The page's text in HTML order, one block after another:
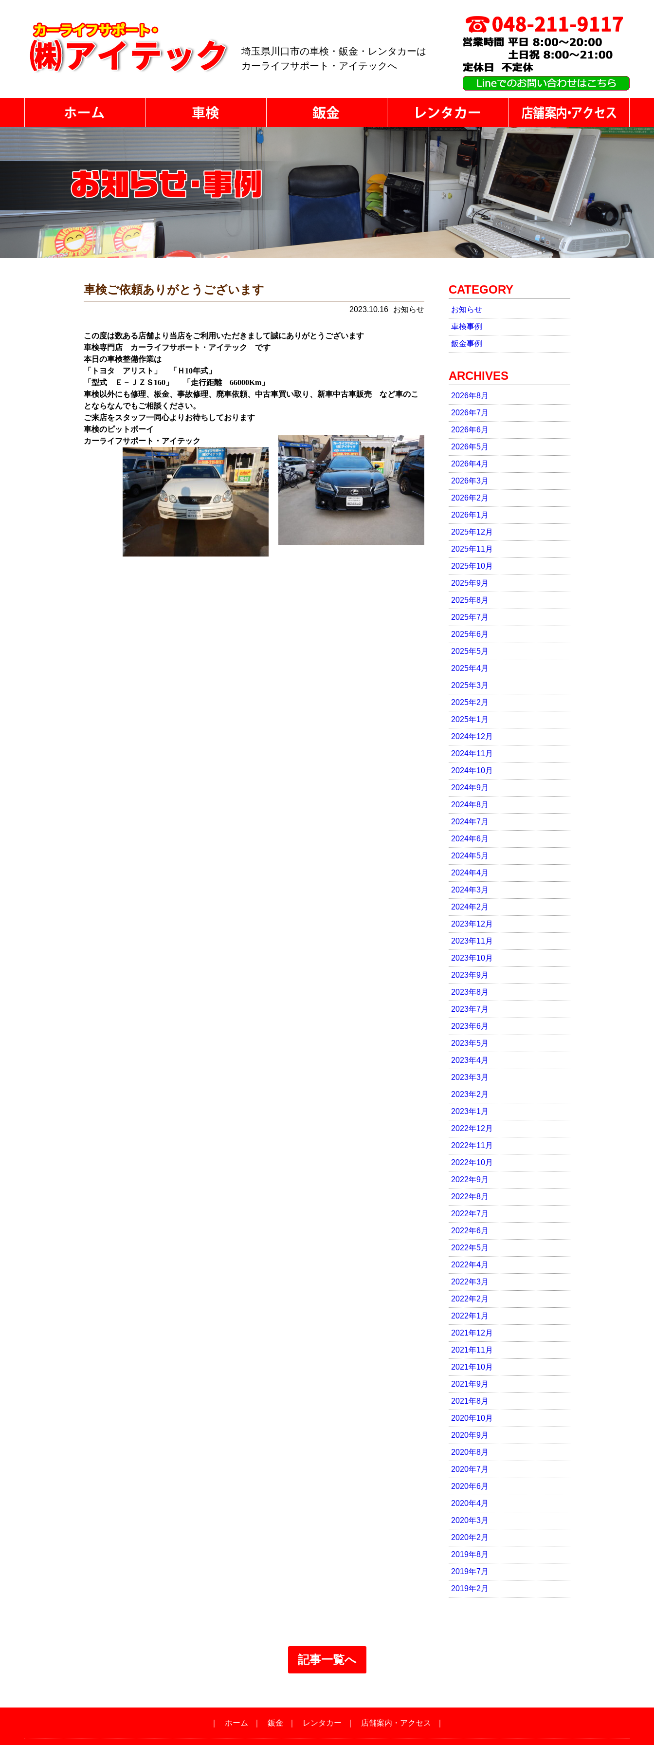
埼玉県川口市の車検・鈑金・レンタカーは
カーライフサポート・アイテックへ
車検ご依頼ありがとうございます
2023.10.16 お知らせ
この度は数ある店舗より当店をご利用いただきまして誠にありがとうございます
車検専門店 カーライフサポート・アイテック です
本日の車検整備作業は
「
トヨタ アリスト 」 「Ｈ 10年式」
「型式 Ｅ－ＪＺＳ 160 」 「走行距離 66000Km 」
車検以外にも修理、板金、事故修理、廃車依頼、中古車買い取り、新車中古車販売 など車のこ
とならなんでもご相談ください。
ご来店をスタッフ一同心よりお待ちしております
車検のピットボーイ
カーライフサポート・アイテック
CATEGORY
お知らせ
車検事例
鈑金事例
ARCHIVES
2026年8月
2026年7月
2026年6月
2026年5月
2026年4月
2026年3月
2026年2月
2026年1月
2025年12月
2025年11月
2025年10月
2025年9月
2025年8月
2025年7月
2025年6月
2025年5月
2025年4月
2025年3月
2025年2月
2025年1月
2024年12月
2024年11月
2024年10月
2024年9月
2024年8月
2024年7月
2024年6月
2024年5月
2024年4月
2024年3月
2024年2月
2023年12月
2023年11月
2023年10月
2023年9月
2023年8月
2023年7月
2023年6月
2023年5月
2023年4月
2023年3月
2023年2月
2023年1月
2022年12月
2022年11月
2022年10月
2022年9月
2022年8月
2022年7月
2022年6月
2022年5月
2022年4月
2022年3月
2022年2月
2022年1月
2021年12月
2021年11月
2021年10月
2021年9月
2021年8月
2020年10月
2020年9月
2020年8月
2020年7月
2020年6月
2020年4月
2020年3月
2020年2月
2019年8月
2019年7月
2019年2月
記事一覧へ
ホーム 鈑金 レンタカー 店舗案内・アクセス